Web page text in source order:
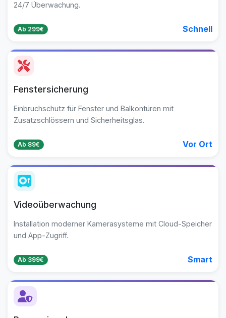
24/7 Überwachung.
Ab 299€ Schnell
Fenstersicherung
Einbruchschutz für Fenster und Balkontüren mit
Zusatzschlössern und Sicherheitsglas.
Ab 89€ Vor Ort
Videoüberwachung
Installation moderner Kamerasysteme mit Cloud-Speicher
und App-Zugriff.
Ab 399€ Smart